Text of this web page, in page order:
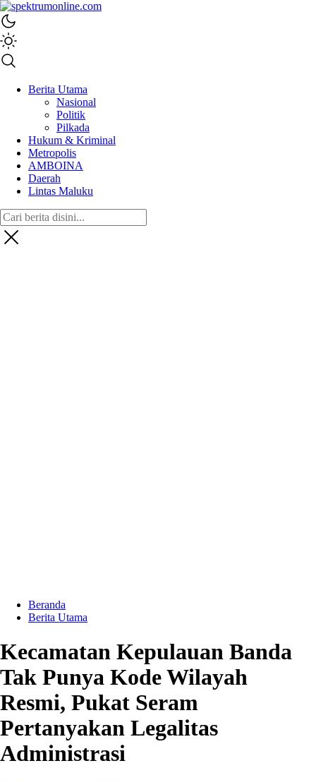
spektrumonline.com
Berita Utama
Nasional
Politik
Pilkada
Hukum & Kriminal
Metropolis
AMBOINA
Daerah
Lintas Maluku
Beranda
Berita Utama
Kecamatan Kepulauan Banda
Tak Punya Kode Wilayah
Resmi, Pukat Seram
Pertanyakan Legalitas
Administrasi